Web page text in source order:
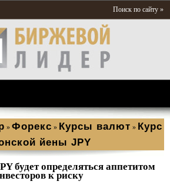
Поиск по сайту »
» Форекс » Курсы валют » Курс
йены JPY
будет определяться аппетитом
к риску